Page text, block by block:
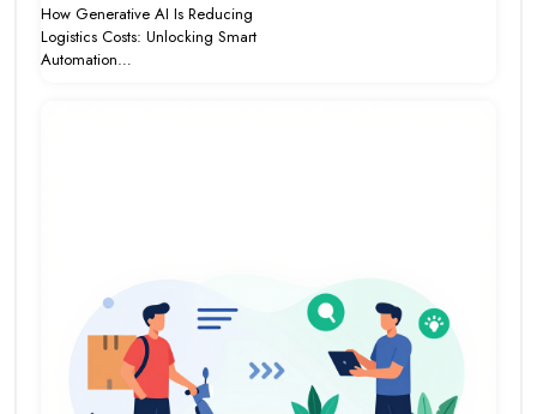
How Generative AI Is Reducing
Logistics Costs: Unlocking Smart
Automation…